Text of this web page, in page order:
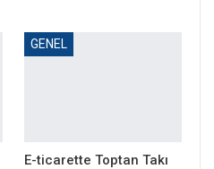
GENEL
E-ticarette Toptan Takı